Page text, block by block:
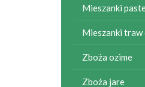
Mieszanki
Mieszanki
Zboża ozime
Zboża jare